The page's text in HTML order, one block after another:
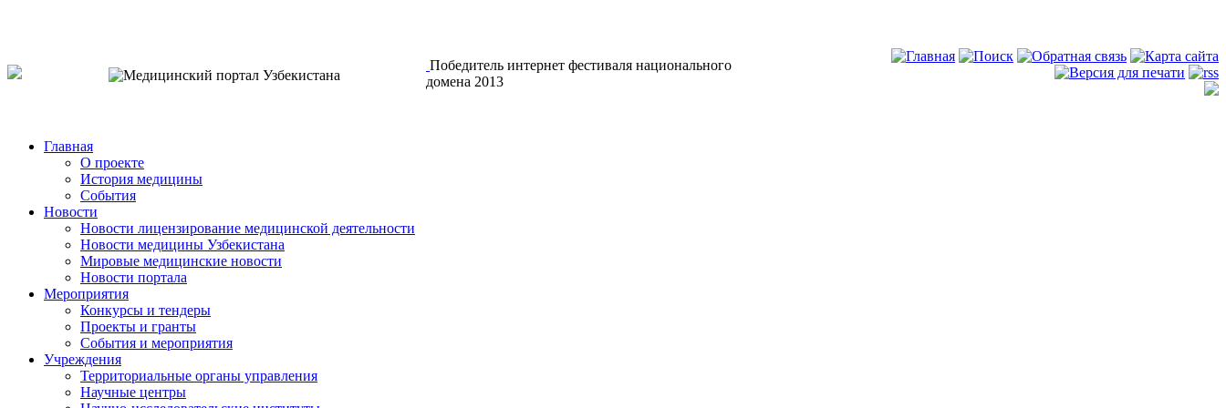
Победитель интернет фестиваля национального
домена 2013
Главная
О проекте
История медицины
События
Новости
Новости лицензирование медицинской деятельности
Новости медицины Узбекистана
Мировые медицинские новости
Новости портала
Мероприятия
Конкурсы и тендеры
Проекты и гранты
События и мероприятия
Учреждения
Территориальные органы управления
Научные центры